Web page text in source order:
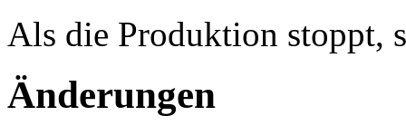
Als die Produktion stoppt,
Änderungen